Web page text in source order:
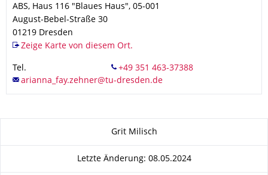
ABS, Haus 116 "Blaues Haus", 05-001
August-Bebel-Straße 30
01219 Dresden
Zeige Karte von diesem Ort.
Tel.
Grit Milisch
Letzte Änderung: 08.05.2024